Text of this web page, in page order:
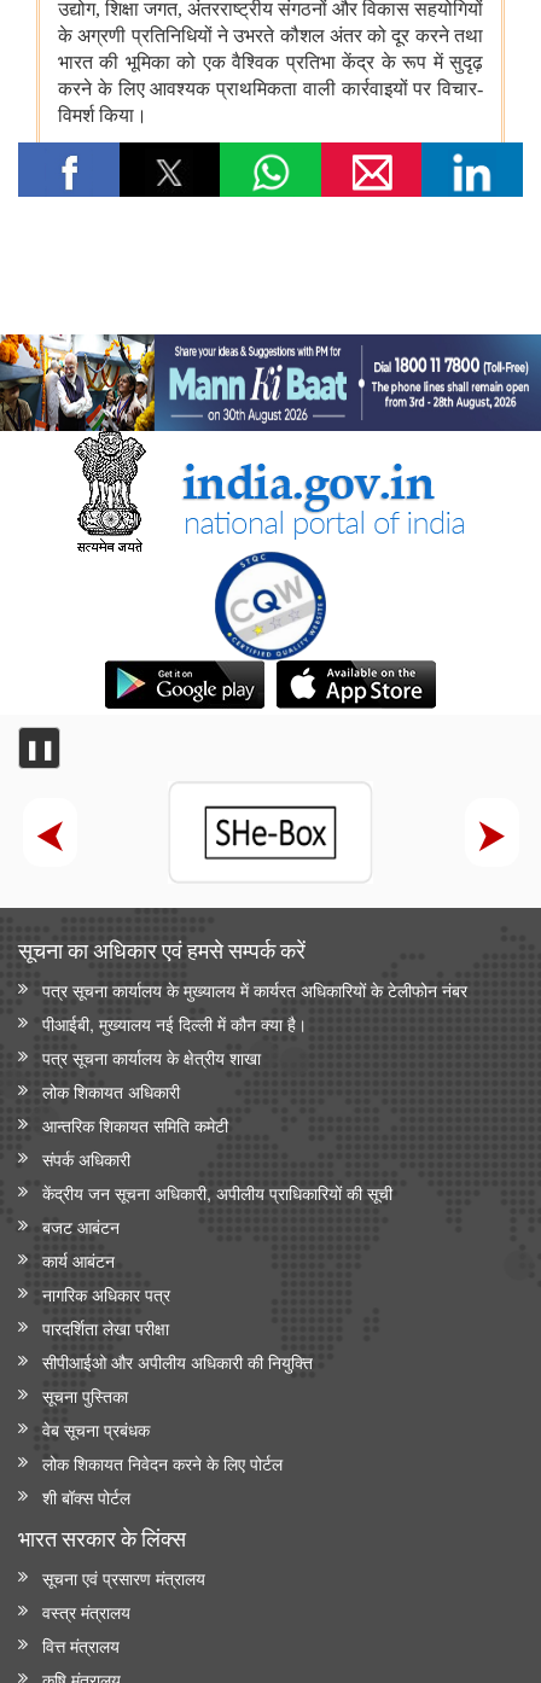
❚❚
सूचना का अधिकार एवं हमसे सम्‍पर्क करें
पत्र सूचना कार्यालय के मुख्यालय में कार्यरत अधिकारियों के टेलीफोन नंबर
पीआईबी, मुख्यालय नई दिल्ली में कौन क्या है।
पत्र सूचना कार्यालय के क्षेत्रीय शाखा
लोक शिकायत अधिकारी
आन्‍तरिक शिकायत समिति कमेटी
संपर्क अधिकारी
केंद्रीय जन सूचना अधिकारी, अपीलीय प्राधिकारियों की सूची
बजट आबंटन
कार्य आबंटन
नागरिक अधिकार पत्र
पारदर्शिता लेखा परीक्षा
सीपीआईओ और अपी‍लीय अधिकारी की नियुक्ति
सूचना पुस्तिका
वेब सूचना प्रबंधक
लोक शिकायत निवेदन करने के लिए पोर्टल
शी बॉक्स पोर्टल
भारत सरकार के लिंक्‍स
सूचना एवं प्रसारण मंत्रालय
वस्त्र मंत्रालय
वित्त मंत्रालय